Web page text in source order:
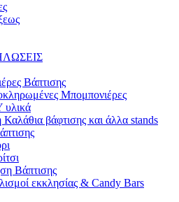
Βάπτισης
Μπομπονιέρες
υλικά
Καλάθια βάφτισης και άλλα stands
Βάπτισης
εκκλησίας & Candy Bars